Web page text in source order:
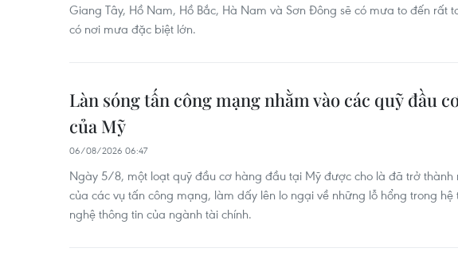
Giang Tây, Hồ Nam, Hồ Bắc, Hà Nam và Sơn Đông sẽ có mưa to đến rất
có nơi mưa đặc biệt lớn.
Làn sóng tấn công mạng nhằm vào các quỹ đầu
của Mỹ
06/08/2026 06:47
Ngày 5/8, một loạt quỹ đầu cơ hàng đầu tại Mỹ được cho là đã trở thành
của các vụ tấn công mạng, làm dấy lên lo ngại về những lỗ hổng trong hệ
nghệ thông tin của ngành tài chính.